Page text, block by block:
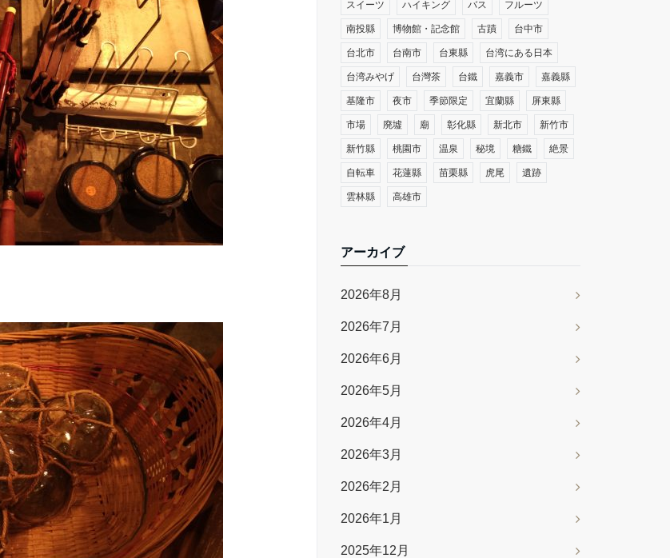
スイーツ ハイキング バス フルーツ
南投縣 博物館・記念館 古蹟 台中市
台北市 台南市 台東縣 台湾にある日本
台湾みやげ 台灣茶 台鐵 嘉義市 嘉義縣
基隆市 夜市 季節限定 宜蘭縣 屏東縣
市場 廃墟 廟 彰化縣 新北市 新竹市
新竹縣 桃園市 温泉 秘境 糖鐵 絶景
自転車 花蓮縣 苗栗縣 虎尾 遺跡
雲林縣 高雄市
アーカイブ
2026年8月
2026年7月
2026年6月
2026年5月
2026年4月
2026年3月
2026年2月
2026年1月
2025年12月